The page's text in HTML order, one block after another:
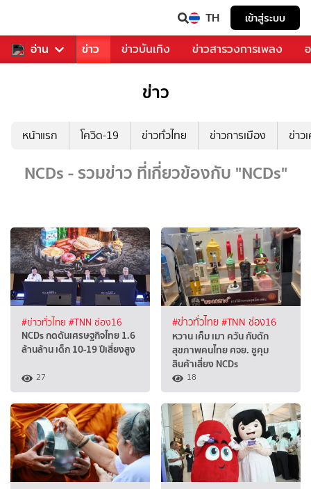
TH เข้าสู่ระบบ
อ่าน
คุณ กีฬา ข่าว ข่าวบันเทิง ข่าวสารวงการเพลง
ข่าว
หน้าแรก โควิด-19 ข่าวทั่วไทย ข่าวการเมือง ข่าว
NCDs - รวมข่าว ที่เกี่ยวข้องกับ "NCDs"
#ข่าวทั่วไทย #TNN ช่อง16
NCDs กดดันเศรษฐกิจไทย 1.6
ล้านล้าน เด็ก 10-19 ปีเสี่ยงสูง
27
#ข่าวทั่วไทย#TNN ช่อง16
หวาน เค็ม เมา ควัน กับดัก
สุขภาพคนไทย ศจย. ชูคุม
สินค้าเสี่ยง NCDs
18